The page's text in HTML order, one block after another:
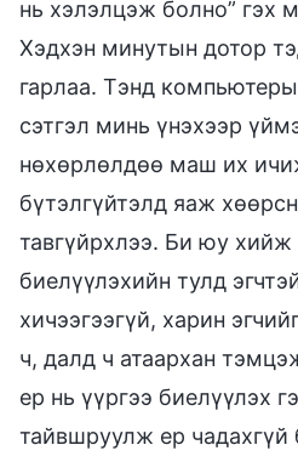
нь хэлэлцэж болно” гэх
Хэдхэн минутын дотор
гарлаа. Тэнд
сэтгэл минь үнэхээр
нөхөрлөлдөө маш их
бүтэлгүйтэлд яаж
тавгүйрхлээ. Би юу хийж
биелүүлэхийн тулд
хичээгээгүй, харин
ч, далд ч атаархан
ер нь үүргээ биелүүлэх
тайвшруулж ер чадахгүй